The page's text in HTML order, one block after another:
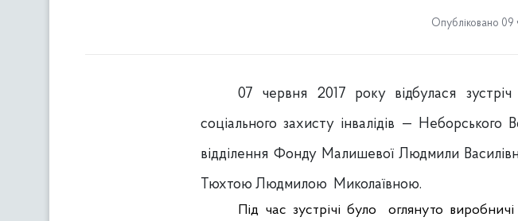
Опубліковано 09
07 червня 2017 року відбулася
соціального захисту інвалідів —
відділення Фонду Малишевої Людмили
Тюхтою Людмилою Миколаївною.
Під час зустрічі було
оглянуто